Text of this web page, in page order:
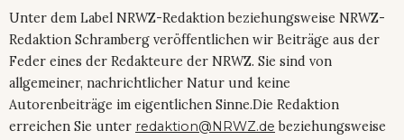
Unter dem Label NRWZ-Redaktion beziehungsweise NRWZ-
Redaktion Schramberg veröffentlichen wir Beiträge aus der
Feder eines der Redakteure der NRWZ. Sie sind von
allgemeiner, nachrichtlicher Natur und keine
Autorenbeiträge im eigentlichen Sinne.Die Redaktion
erreichen Sie unter redaktion@NRWZ.de beziehungsweise